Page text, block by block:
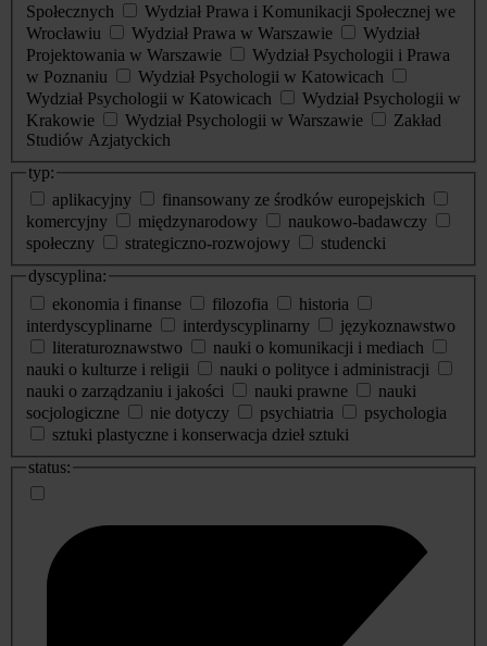
Społecznych
Wydział Prawa i Komunikacji Społecznej we
Wrocławiu
Wydział Prawa w Warszawie
Wydział
Projektowania w Warszawie
Wydział Psychologii i Prawa
w Poznaniu
Wydział Psychologii w Katowicach
Wydział Psychologii w Katowicach
Wydział Psychologii w
Krakowie
Wydział Psychologii w Warszawie
Zakład
Studiów Azjatyckich
typ:
aplikacyjny
finansowany ze środków europejskich
komercyjny
międzynarodowy
naukowo-badawczy
społeczny
strategiczno-rozwojowy
studencki
dyscyplina:
ekonomia i finanse
filozofia
historia
interdyscyplinarne
interdyscyplinarny
językoznawstwo
literaturoznawstwo
nauki o komunikacji i mediach
nauki o kulturze i religii
nauki o polityce i administracji
nauki o zarządzaniu i jakości
nauki prawne
nauki
socjologiczne
nie dotyczy psychiatria
psychologia
sztuki plastyczne i konserwacja dzieł sztuki
status: